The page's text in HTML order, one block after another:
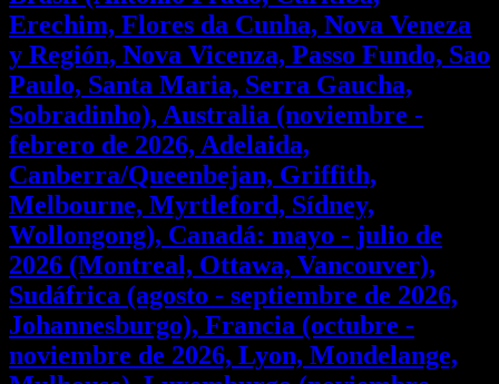
Erechim, Flores da Cunha, Nova Veneza
y Región, Nova Vicenza, Passo Fundo, Sao
Paulo, Santa Maria, Serra Gaucha,
Sobradinho), Australia (noviembre -
febrero de 2026, Adelaida,
Canberra/Queenbejan, Griffith,
Melbourne, Myrtleford, Sídney,
Wollongong), Canadá: mayo - julio de
2026 (Montreal, Ottawa, Vancouver),
Sudáfrica (agosto - septiembre de 2026,
Johannesburgo), Francia (octubre -
noviembre de 2026, Lyon, Mondelange,